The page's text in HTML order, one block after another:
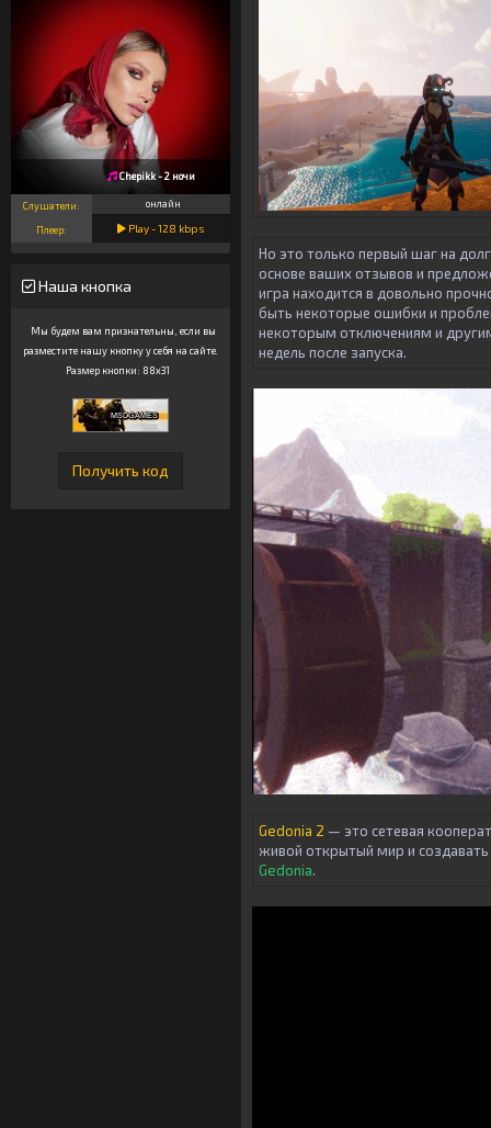
Chepikk - 2 ночи
Слушатели: онлайн
Плеер: Play -128 kbps
Наша кнопка
Мы будем вам признательны, если вы
разместите нашу кнопку у себя на сайте.
Размер кнопки: 88x31
Но это только первый шаг на
основе ваших отзывов и
игра находится в довольно
быть некоторые ошибки и
некоторым отключениям и
недель после запуска.
Gedonia 2 — это сетевая
живой открытый мир и
Gedonia.